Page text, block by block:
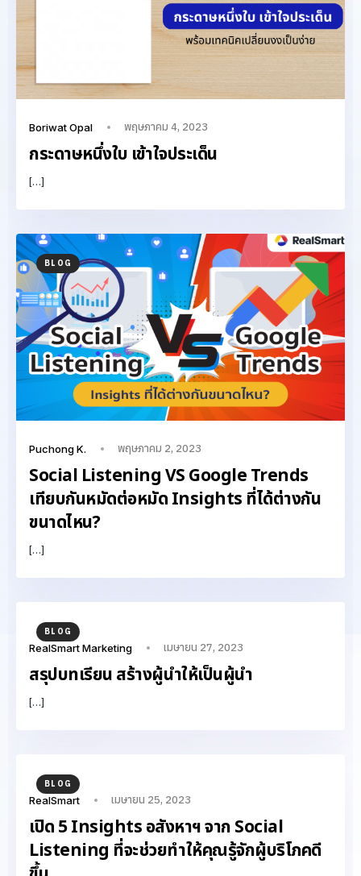
Boriwat Opal พฤษภาคม 4, 2023
กระดาษหนึ่งใบ เข้าใจประเด็น
[…]
BLOG
Puchong K. พฤษภาคม 2, 2023
Social Listening VS Google Trends
เทียบกันหมัดต่อหมัด Insights ที่ได้ต่างกัน
ขนาดไหน?
[…]
BLOG
RealSmart Marketing เมษายน 27, 2023
สรุปบทเรียน สร้างผู้นำให้เป็นผู้นำ
[…]
BLOG
RealSmart เมษายน 25, 2023
เปิด 5 Insights อสังหาฯ จาก Social
Listening ที่จะช่วยทำให้คุณรู้จักผู้บริโภคดี